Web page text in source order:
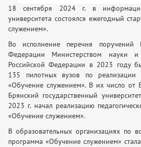
18 сентября 2024 г. в
университета состоялся ежегодный
служением».
Во исполнение перечня поручений
Федерации Министерством науки и
Российской Федерации в 2023 году
135 пилотных вузов по реализации
«Обучение служением». В их число от
Брянский государственный
2023 г. начал реализацию
«Обучение служением».
В образовательных организациях по
программа «Обучение служением»